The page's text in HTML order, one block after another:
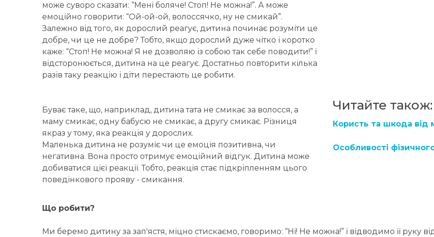
може суворо сказати: “Мені боляче! Стоп! Не можна!”. А може
емоційно говорити: “Ой-ой-ой, волоссячко, ну не смикай”.
Залежно від того, як дорослий реагує, дитина починає розуміти це
добре, чи це не добре? Тобто, якщо дорослий дуже чітко і коротко
каже: “Стоп! Не можна! Я не дозволяю із собою так себе поводити!” і
відсторонюється, дитина на це реагує. Достатньо повторити кілька
разів таку реакцію і діти перестають це робити.
Буває таке, що, наприклад, дитина тата не смикає за волосся, а
маму смикає, одну бабусю не смикає, а другу смикає. Різниця
якраз у тому, яка реакція у дорослих.
Маленька дитина не розуміє чи це емоція позитивна, чи
негативна. Вона просто отримує емоційний відгук. Дитина може
добиватися цієї реакції. Тобто, реакція стає підкріпленням цього
поведінкового прояву - смикання.
Читайте також:
Користь та шкода від
Особливості
Що робити?
Ми беремо дитину за зап'ястя, міцно стискаємо, говоримо: “Ні! Не можна!” і відводимо її руку